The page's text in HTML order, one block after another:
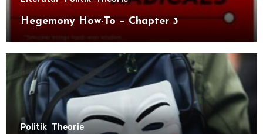
Hegemony How-To – Chapter 3
Politik Theorie